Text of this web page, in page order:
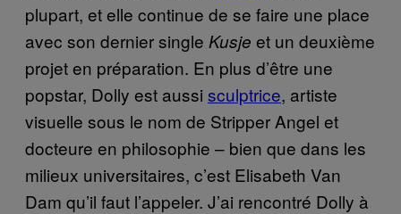
plupart, et elle continue de se faire une place
avec son dernier single Kusje et un deuxième
projet en préparation. En plus d’être une
popstar, Dolly est aussi sculptrice, artiste
visuelle sous le nom de Stripper Angel et
docteure en philosophie – bien que dans les
milieux universitaires, c’est Elisabeth Van
Dam qu’il faut l’appeler. J’ai rencontré Dolly à